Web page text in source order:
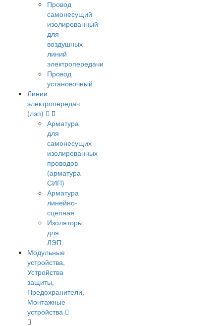
Провод
самонесущий
изолированный
для
воздушных
линий
электропередачи
Провод
установочный
Линии
электропередач
(лэп)
Арматура
для
самонесущих
изолированных
проводов
(арматура
СИП)
Арматура
линейно-
сцепная
Изоляторы
для
ЛЭП
Модульные
устройства,
Устройства
защиты,
Предохранители,
Монтажные
устройства